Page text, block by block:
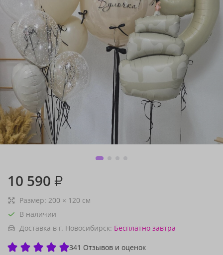
10 590 ₽
Размер: 200 × 120 см
В наличии
Доставка в г. Новосибирск: Бесплатно завтра
341 Отзывов и оценок